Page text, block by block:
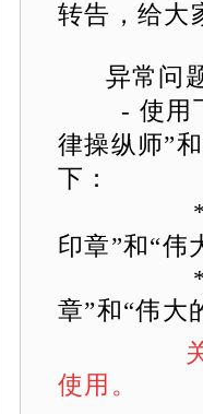
转告，给大
异常问
- 使用飞
律操纵师”
下：
* 选择“
印章”和“伟
* 选择“
章”和“伟大
使用。